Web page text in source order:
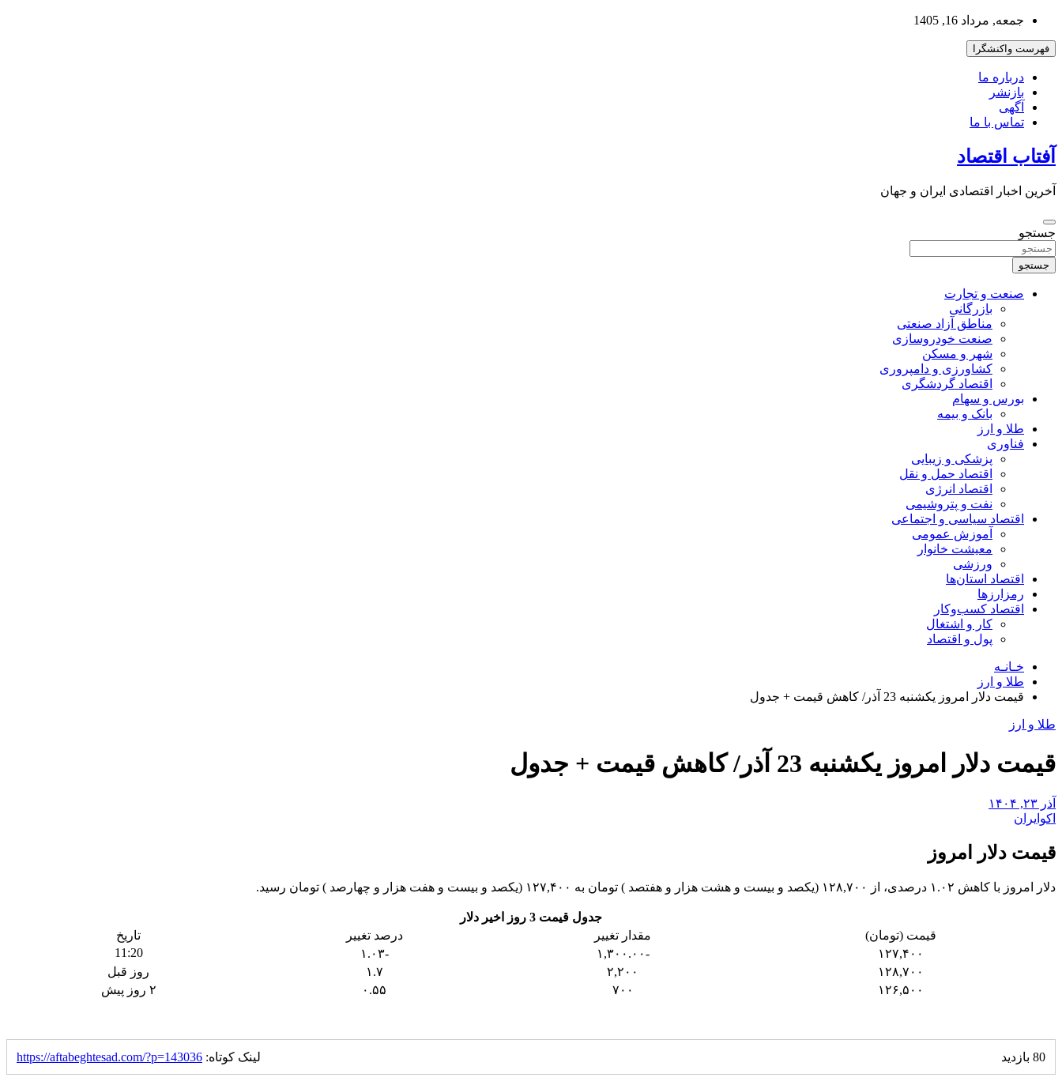
بروید
جمعه, مرداد 16, 1405
فهرست واکنشگرا
درباره ما
بازنشر
آگهی
تماس با ما
آفتاب اقتصاد
آخرین اخبار اقتصادی ایران و جهان
جستجو
جستجو
صنعت و تجارت
بازرگانی
مناطق آزاد صنعتی
صنعت خودروسازی
شهر و مسکن
کشاورزی و دامپروری
اقتصاد گردشگری
بورس و سهام
بانک و بیمه
طلا و ارز
فناوری
پزشکی و زیبایی
اقتصاد حمل و نقل
اقتصاد انرژی
نفت و پتروشیمی
اقتصاد سیاسی و اجتماعی
آموزش عمومی
معیشت خانوار
ورزشی
اقتصاد استان‌ها
رمزارزها
اقتصاد کسب‌و‌کار
کار و اشتغال
پول و اقتصاد
خـانـه
طلا و ارز
قیمت دلار امروز یکشنبه 23 آذر/ کاهش قیمت + جدول
طلا و ارز
قیمت دلار امروز یکشنبه 23 آذر/ کاهش قیمت + جدول
آذر ۲۳, ۱۴۰۴
اکوایران
قیمت دلار امروز
دلار امروز با کاهش ۱.۰۲ درصدی، از ۱۲۸,۷۰۰ (یکصد و بیست و هشت هزار و هفتصد ) تومان به ۱۲۷,۴۰۰ (یکصد و بیست و هفت هزار و چهارصد ) تومان رسید.
جدول قیمت 3 روز اخیر دلار
قیمت (تومان)
مقدار تغییر درصد تغییر
تاریخ
۱۲۷,۴۰۰
-۱,۳۰۰.۰۰ -۱.۰۳
11:20
۱۲۸,۷۰۰
۲,۲۰۰ ۱.۷
روز قبل
۱۲۶,۵۰۰
۷۰۰ ۰.۵۵ ۲ روز پیش
80 بازدید لینک کوتاه: https://aftabeghtesad.com/?p=143036